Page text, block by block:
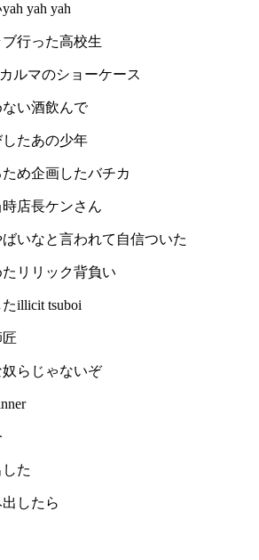
yah yah
行った高校生
ルマのショーケース
い酒飲んで
たあの少年
め企画したバチカ
店長ケンさん
いなと言われて自信ついた
リリック背負い
illicit tsuboi
らじゃないぞ
た
したら